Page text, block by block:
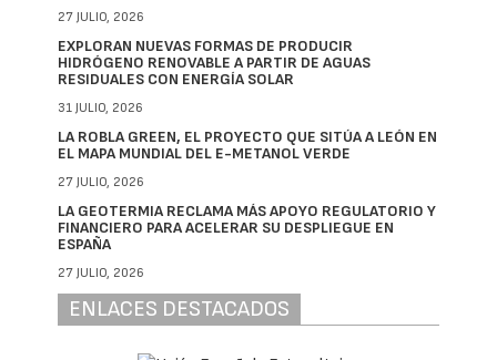
27 JULIO, 2026
EXPLORAN NUEVAS FORMAS DE PRODUCIR
HIDRÓGENO RENOVABLE A PARTIR DE AGUAS
RESIDUALES CON ENERGÍA SOLAR
31 JULIO, 2026
LA ROBLA GREEN, EL PROYECTO QUE SITÚA A LEÓN EN
EL MAPA MUNDIAL DEL E-METANOL VERDE
27 JULIO, 2026
LA GEOTERMIA RECLAMA MÁS APOYO REGULATORIO Y
FINANCIERO PARA ACELERAR SU DESPLIEGUE EN
ESPAÑA
27 JULIO, 2026
ENLACES DESTACADOS